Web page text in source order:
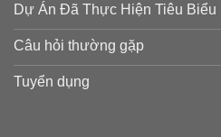
Dự Án Đã Thực Hiện Tiêu Biểu
Câu hỏi thường gặp
Tuyển dụng